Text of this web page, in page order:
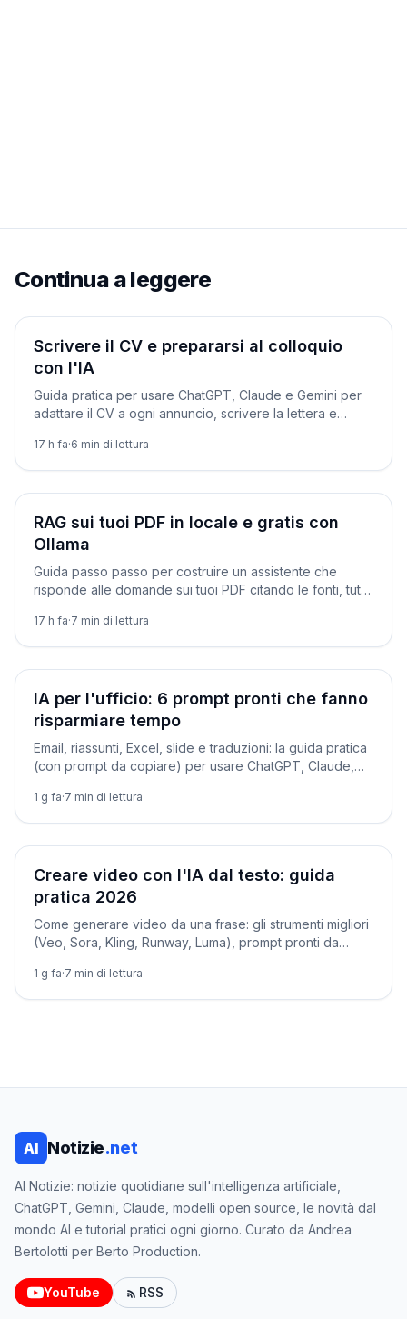
Continua a leggere
Tutorial
Scrivere il CV e prepararsi al colloquio
con l'IA
Guida pratica per usare ChatGPT, Claude e Gemini per
adattare il CV a ogni annuncio, scrivere la lettera e
17 h fa·6 min di lettura
Tutorial
RAG sui tuoi PDF in locale e gratis con
Ollama
Guida passo passo per costruire un assistente che
risponde alle domande sui tuoi PDF citando le fonti, tutto
17 h fa·7 min di lettura
Tutorial
IA per l'ufficio: 6 prompt pronti che fanno
risparmiare tempo
Email, riassunti, Excel, slide e traduzioni: la guida pratica
(con prompt da copiare) per usare ChatGPT, Claude,
1 g fa·7 min di lettura
Tutorial
Creare video con l'IA dal testo: guida
pratica 2026
Come generare video da una frase: gli strumenti migliori
(Veo, Sora, Kling, Runway, Luma), prompt pronti da
1 g fa·7 min di lettura
AI Notizie.net
AI Notizie: notizie quotidiane sull'intelligenza artificiale,
ChatGPT, Gemini, Claude, modelli open source, le novità dal
mondo AI e tutorial pratici ogni giorno. Curato da Andrea
Bertolotti per Berto Production.
YouTube RSS